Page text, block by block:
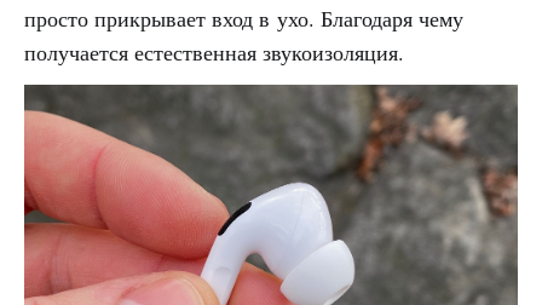
просто прикрывает вход в ухо. Благодаря чему
получается естественная звукоизоляция.